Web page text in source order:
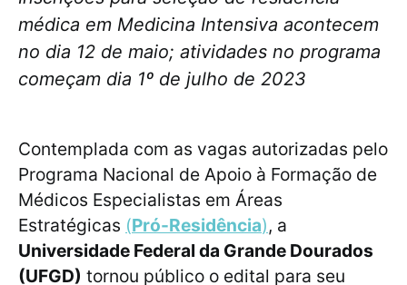
médica em Medicina Intensiva acontecem
no dia 12 de maio; atividades no programa
começam dia 1º de julho de 2023
Contemplada com as vagas autorizadas pelo
Programa Nacional de Apoio à Formação de
Médicos Especialistas em Áreas
Estratégicas (Pró-Residência), a
Universidade Federal da Grande Dourados
(UFGD) tornou público o edital para seu